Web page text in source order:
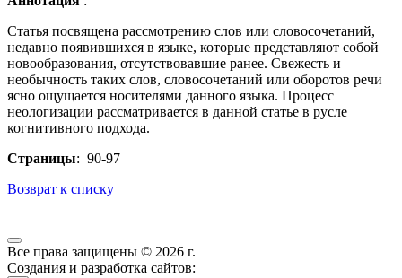
Статья посвящена рассмотрению слов или словосочетаний,
недавно появившихся в языке, которые представляют собой
новообразования, отсутствовавшие ранее. Свежесть и
необычность таких слов, словосочетаний или оборотов речи
ясно ощущается носителями данного языка. Процесс
неологизации рассматривается в данной статье в русле
когнитивного подхода.
Страницы: 90-97
Возврат к списку
Все права защищены © 2026 г.
Создания и разработка сайтов: